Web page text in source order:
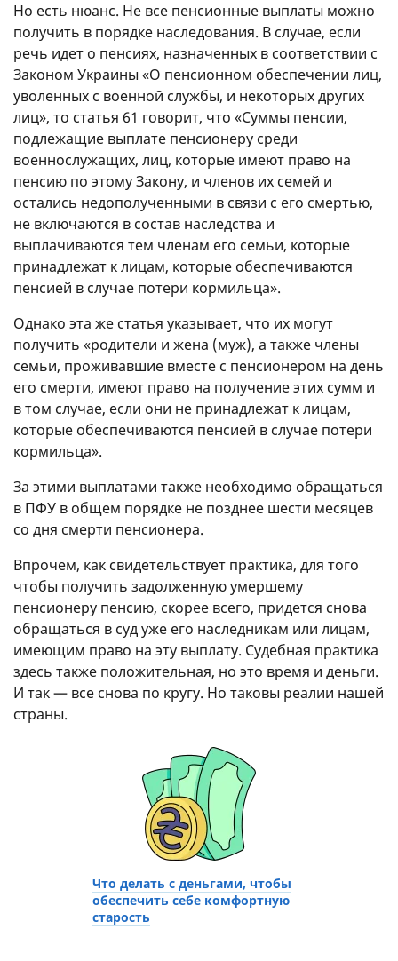
Но есть нюанс. Не все пенсионные выплаты можно
получить в порядке наследования. В случае, если
речь идет о пенсиях, назначенных в соответствии с
Законом Украины «О пенсионном обеспечении лиц,
уволенных с военной службы, и некоторых других
лиц», то статья 61 говорит, что «Суммы пенсии,
подлежащие выплате пенсионеру среди
военнослужащих, лиц, которые имеют право на
пенсию по этому Закону, и членов их семей и
остались недополученными в связи с его смертью,
не включаются в состав наследства и
выплачиваются тем членам его семьи, которые
принадлежат к лицам, которые обеспечиваются
пенсией в случае потери кормильца».
Однако эта же статья указывает, что их могут
получить «родители и жена (муж), а также члены
семьи, проживавшие вместе с пенсионером на день
его смерти, имеют право на получение этих сумм и
в том случае, если они не принадлежат к лицам,
которые обеспечиваются пенсией в случае потери
кормильца».
За этими выплатами также необходимо обращаться
в ПФУ в общем порядке не позднее шести месяцев
со дня смерти пенсионера.
Впрочем, как свидетельствует практика, для того
чтобы получить задолженную умершему
пенсионеру пенсию, скорее всего, придется снова
обращаться в суд уже его наследникам или лицам,
имеющим право на эту выплату. Судебная практика
здесь также положительная, но это время и деньги.
И так — все снова по кругу. Но таковы реалии нашей
страны.
Что делать с деньгами, чтобы
обеспечить себе комфортную
старость